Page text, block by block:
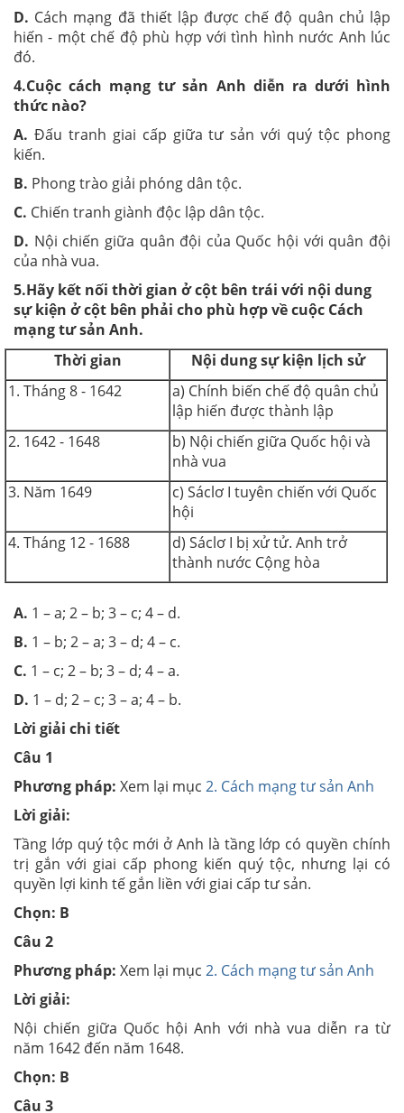
D. Cách mạng đã thiết lập được chế độ quân chủ lập
hiến - một chế độ phù hợp với tình hình nước Anh lúc
đó.
4.Cuộc cách mạng tư sản Anh diễn ra dưới hình
thức nào?
A. Đấu tranh giai cấp giữa tư sản với quý tộc phong
kiến.
B. Phong trào giải phóng dân tộc.
C. Chiến tranh giành độc lập dân tộc.
D. Nội chiến giữa quân đội của Quốc hội với quân đội
của nhà vua.
5.Hãy kết nối thời gian ở cột bên trái với nội dung
sự kiện ở cột bên phải cho phù hợp về cuộc Cách
mạng tư sản Anh.
Thời gian
Nội dung sự kiện lịch sử
1. Tháng 8 - 1642
a) Chính biến chế độ quân chủ
lập hiến được thành lập
2. 1642 - 1648
b) Nội chiến giữa Quốc hội và
nhà vua
3. Năm 1649
c) Sáclơ I tuyên chiến với Quốc
hội
4. Tháng 12 - 1688
d) Sáclơ I bị xử tử. Anh trở
thành nước Cộng hòa
A. 1 – a; 2 – b; 3 – c; 4 – d.
B. 1 – b; 2 – a; 3 – d; 4 – c.
C. 1 – c; 2 – b; 3 – d; 4 – a.
D. 1 – d; 2 – c; 3 – a; 4 – b.
Lời giải chi tiết
Câu 1
Phương pháp: Xem lại mục 2. Cách mạng tư sản Anh
Lời giải:
Tầng lớp quý tộc mới ở Anh là tầng lớp có quyền chính
trị gắn với giai cấp phong kiến quý tộc, nhưng lại có
quyền lợi kinh tế gắn liền với giai cấp tư sản.
Chọn: B
Câu 2
Phương pháp: Xem lại mục 2. Cách mạng tư sản Anh
Lời giải:
Nội chiến giữa Quốc hội Anh với nhà vua diễn ra từ
năm 1642 đến năm 1648.
Chọn: B
Câu 3